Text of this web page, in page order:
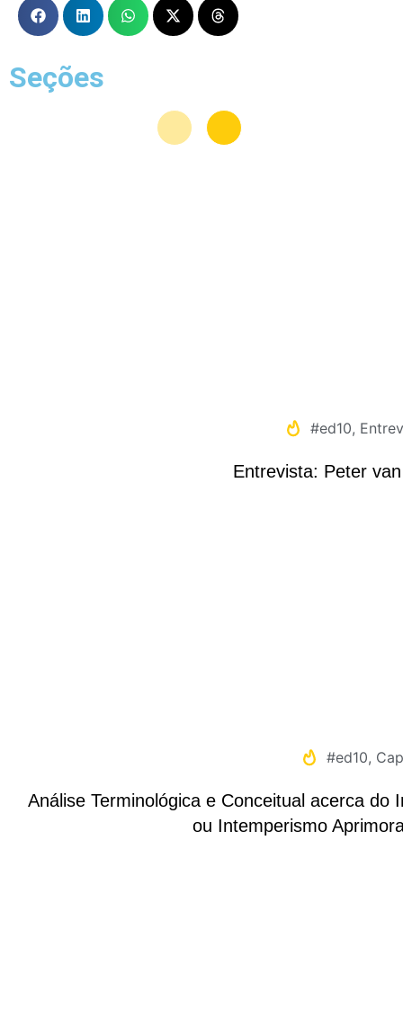
Seções
#ed10,
Entrevista: Peter
#ed10,
Análise Terminológica e Conceitual acerca do
ou Intemperismo